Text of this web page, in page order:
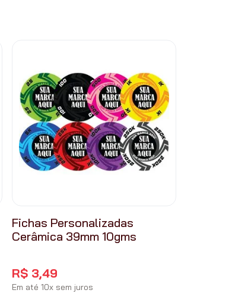
Fichas Personalizadas
Cerâmica 39mm 10gms
R$ 3,49
Em até10x sem juros